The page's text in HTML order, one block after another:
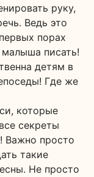
руку,
Ведь это
порах
писать!
детям в
Где же
которые
секреты
Важно просто
такие
Не просто